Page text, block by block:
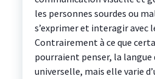
les personnes sourdes ou
s’exprimer et interagir avec
Contrairement à ce que
pourraient penser, la langue
universelle, mais elle varie